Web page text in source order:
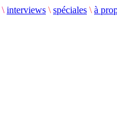
\ interviews \ spéciales \ à